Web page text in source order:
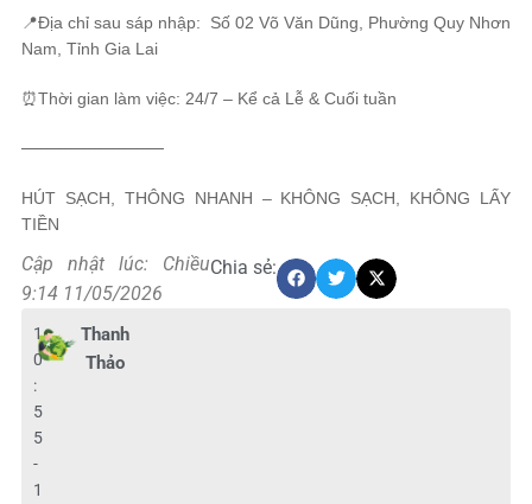
📍Địa chỉ sau sáp nhập: Số 02 Võ Văn Dũng, Phường Quy Nhơn
Nam, Tỉnh Gia Lai
⏰Thời gian làm việc: 24/7 – Kể cả Lễ & Cuối tuần
────────────
HÚT SẠCH, THÔNG NHANH – KHÔNG SẠCH, KHÔNG LẤY
TIỀN
Cập nhật lúc: Chiều
9:14 11/05/2026
Chia sẻ:
Thanh
Thảo
1
0
:
5
5
-
1